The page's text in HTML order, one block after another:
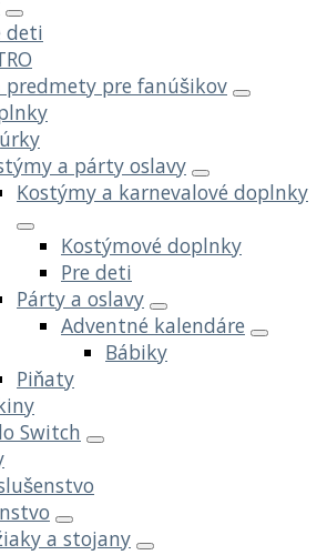
deti
predmety pre fanúšikov
a párty oslavy
Kostýmy a karnevalové doplnky
Kostýmové doplnky
Pre deti
Párty a oslavy
Adventné kalendáre
Bábiky
Piňaty
Switch
a stojany